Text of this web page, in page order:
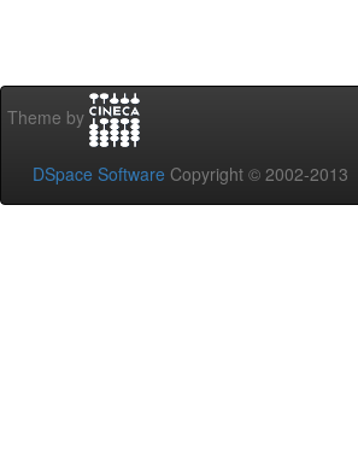
Theme by
DSpace Software Copyright © 2002-2013